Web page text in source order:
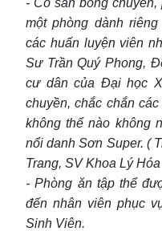
một phòng dành
các huấn luyện viên
Sư Trần Quý Phong,
cư dân của Đại học
chuyền, chắc chắn
không thể nào không
nổi danh Sơn Super. (
Trang, SV Khoa Lý
- Phòng ăn tập thể
đến nhân viên phục
Sinh Viên.